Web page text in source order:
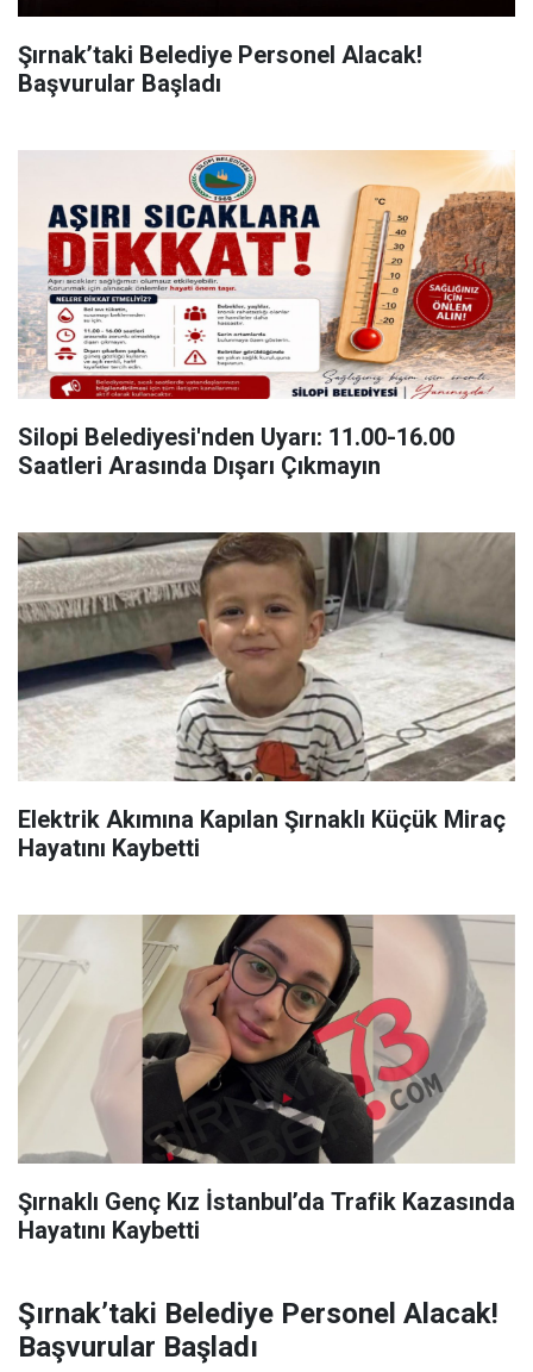
Şırnak’taki Belediye Personel Alacak!
Başvurular Başladı
Silopi Belediyesi'nden Uyarı: 11.00-16.00
Saatleri Arasında Dışarı Çıkmayın
Elektrik Akımına Kapılan Şırnaklı Küçük Miraç
Hayatını Kaybetti
Şırnaklı Genç Kız İstanbul’da Trafik Kazasında
Hayatını Kaybetti
Şırnak’taki Belediye Personel Alacak!
Başvurular Başladı